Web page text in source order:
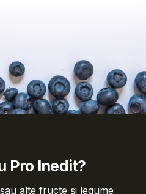
Pro Inedit?
alte fructe și legume